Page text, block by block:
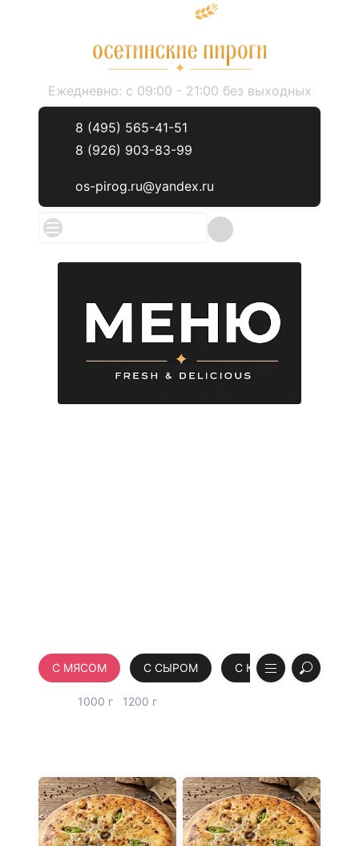
Ежедневно: с 09:00 - 21:00 без выходных
8 (495) 565-41-51
8 (926) 903-83-99
os-pirog.ru@yandex.ru
С МЯСОМ С СЫРОМ С КАРТОШКОЙ
1000 г 1200 г
...